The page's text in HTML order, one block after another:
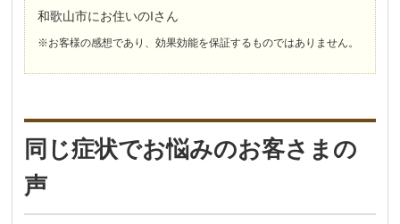
和歌山市にお住いのIさん
※お客様の感想であり、効果効能を保証するものではありません。
同じ症状でお悩みのお客さまの
声